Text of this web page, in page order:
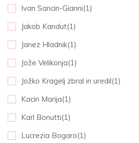
Ivan Sancin-Gianni(1)
Jakob Kandut(1)
Janez Hladnik(1)
Jože Velikonja(1)
Jožko Kragelj zbral in uredil(1)
Kacin Marija(1)
Karl Bonutti(1)
Lucrezia Bogaro(1)